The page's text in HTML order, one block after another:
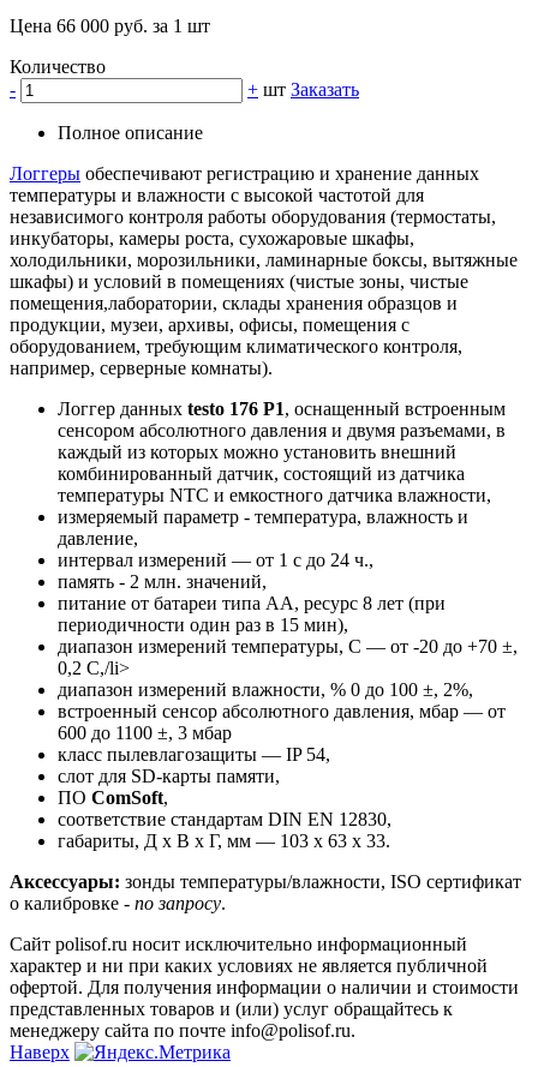
Цена 66 000 руб. за 1 шт
Количество
-
+ шт Заказать
Полное описание
Логгеры обеспечивают регистрацию и хранение данных
температуры и влажности с высокой частотой для
независимого контроля работы оборудования (термостаты,
инкубаторы, камеры роста, сухожаровые шкафы,
холодильники, морозильники, ламинарные боксы, вытяжные
шкафы) и условий в помещениях (чистые зоны, чистые
помещения,лаборатории, склады хранения образцов и
продукции, музеи, архивы, офисы, помещения с
оборудованием, требующим климатического контроля,
например, серверные комнаты).
Логгер данных testo 176 P1, оснащенный встроенным
сенсором абсолютного давления и двумя разъемами, в
каждый из которых можно установить внешний
комбинированный датчик, состоящий из датчика
температуры NTC и емкостного датчика влажности,
измеряемый параметр - температура, влажность и
давление,
интервал измерений — от 1 с до 24 ч.,
память - 2 млн. значений,
питание от батареи типа АА, ресурс 8 лет (при
периодичности один раз в 15 мин),
диапазон измерений температуры, C — от -20 до +70 ±,
0,2 C,/li>
диапазон измерений влажности, % 0 до 100 ±, 2%,
встроенный сенсор абсолютного давления, мбар — от
600 до 1100 ±, 3 мбар
класс пылевлагозащиты — IP 54,
слот для SD-карты памяти,
ПО ComSoft,
соответствие стандартам DIN EN 12830,
габариты, Д х В х Г, мм — 103 x 63 x 33.
Аксессуары: зонды температуры/влажности, ISO сертификат
о калибровке - по запросу.
Сайт polisof.ru носит исключительно информационный
характер и ни при каких условиях не является публичной
офертой. Для получения информации о наличии и стоимости
представленных товаров и (или) услуг обращайтесь к
менеджеру сайта по почте info@polisof.ru.
Наверх